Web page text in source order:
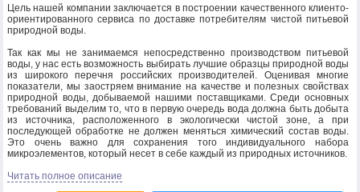
Цель нашей компании заключается в построении качественного клиенто-
ориентированного сервиса по доставке потребителям чистой питьевой
природной воды.
Так как мы не занимаемся непосредственно производством питьевой
воды, у нас есть возможность выбирать лучшие образцы природной воды
из широкого перечня российских производителей. Оценивая многие
показатели, мы заостряем внимание на качестве и полезных свойствах
природной воды, добываемой нашими поставщиками. Среди основных
требований выделим то, что в первую очередь вода должна быть добыта
из источника, расположенного в экологически чистой зоне, а при
последующей обработке не должен меняться химический состав воды.
Это очень важно для сохранения того индивидуального набора
микроэлементов, который несет в себе каждый из природных источников.
Ежедневно мы обслуживаем как юридических, так и физических лиц.
Читать полное описание